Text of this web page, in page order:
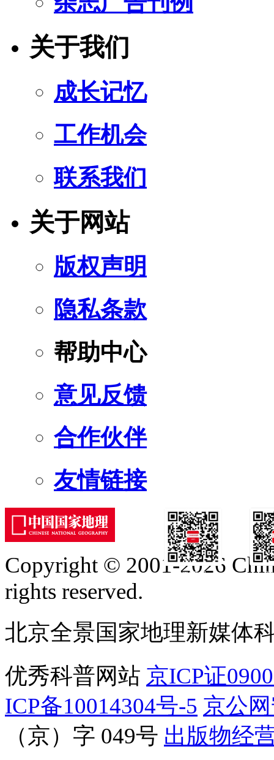
关于我们
成长记忆
工作机会
联系我们
关于网站
版权声明
隐私条款
帮助中心
意见反馈
合作伙伴
友情链接
订阅号
Copyright © 2001-2026
rights reserved.
北京全景国家地理新媒体
优秀科普网站 京ICP证
ICP备10014304号-5 京公
（京）字 049号 出版物经